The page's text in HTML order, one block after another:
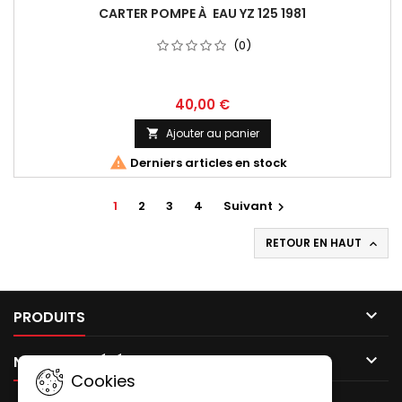
CARTER POMPE À EAU YZ 125 1981
(0)
40,00 €
 Ajouter au panier
 Derniers articles en stock
1 2 3 4 Suivant 
RETOUR EN HAUT 
PRODUITS 
NOTRE SOCIÉTÉ 
Cookies